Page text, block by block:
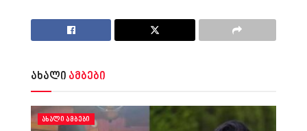
ახალი ამბები
ᲐᲮᲐᲚᲘ ᲐᲛᲑᲔᲑᲘ